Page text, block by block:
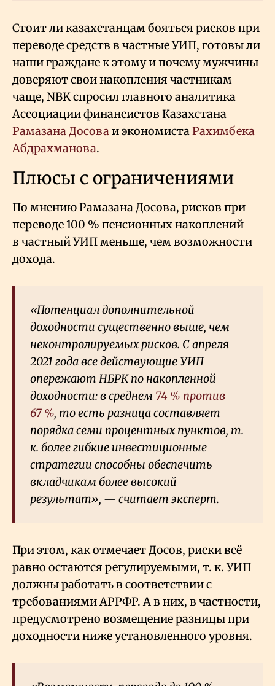
Стоит ли казахстанцам бояться рисков при
переводе средств в частные УИП, готовы ли
наши граждане к этому и почему мужчины
доверяют свои накопления частникам
чаще, NBK спросил главного аналитика
Ассоциации финансистов Казахстана
Рамазана Досоваи экономистаРахимбека
Абдрахманова.
Плюсы с ограничениями
По мнению Рамазана Досова, рисков при
переводе 100 % пенсионных накоплений
в частный УИП меньше, чем возможности
дохода.
«Потенциал дополнительной
доходности существенно выше, чем
неконтролируемых рисков. С апреля
2021 года все действующие УИП
опережают НБРК по накопленной
доходности: в среднем 74 % против
67 %, то есть разница составляет
порядка семи процентных пунктов, т.
к. более гибкие инвестиционные
стратегии способны обеспечить
вкладчикам более высокий
результат», — считает эксперт.
При этом, как отмечает Досов, риски всё
равно остаются регулируемыми, т. к. УИП
должны работать в соответствии с
требованиями АРРФР. А в них, в частности,
предусмотрено возмещение разницы при
доходности ниже установленного уровня.